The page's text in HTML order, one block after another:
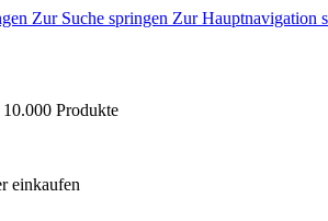
Zur Suche springen Zur Hauptnavigation
Produkte
einkaufen